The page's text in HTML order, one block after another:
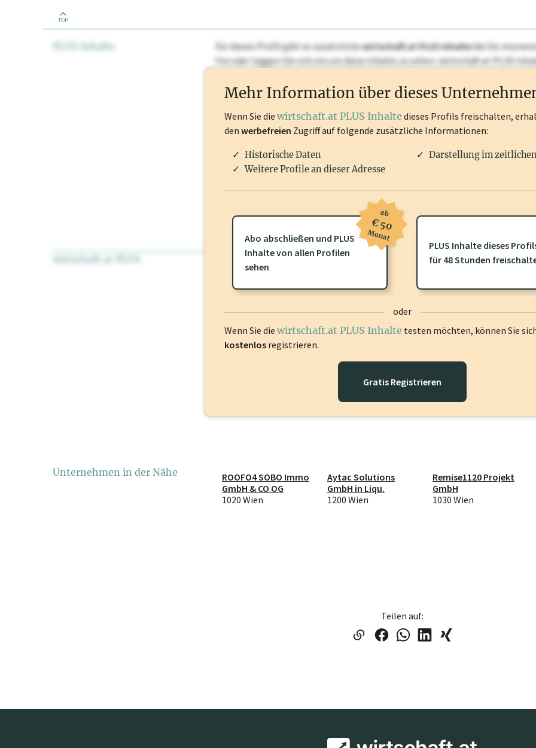
TOP
PLUS Inhalte Für dieses Profil gibt es zusätzlichewirtschaft.at PLUS Inhaltedie Sie
frei oder loggen Sie sich ein um diese Inhalte zu sehen. wirtschaft.at PLUS
wirtschaft.at PLUS Für dieses Profil gibt es zusätzliche wirtschaft.at PLUS Inhaltedie Sie
frei oder loggen Sie sich ein um diese Inhalte zu sehen.
Mehr Information über dieses
Wenn Sie die wirtschaft.at PLUS Inhalte dieses Profils freischalten,
den werbefreien Zugriff auf folgende zusätzliche Informationen:
Historische Daten
Darstellung im
Weitere Profile an dieser Adresse
Abo abschließen und PLUS
Inhalte von allen Profilen
sehen
ab
€ 50
Monat
PLUS Inhalte dieses
für 48 Stunden
oder
Wenn Sie die wirtschaft.at PLUS Inhalte testen möchten, können Sie
kostenlos registrieren.
Gratis Registrieren
Unternehmen in der Nähe
ROOFO4 SOBO Immo
GmbH & CO OG
1020 Wien
Aytac Solutions
GmbH in Liqu.
1200 Wien
Remise1120 Projekt
GmbH
1030 Wien
Teilen auf: